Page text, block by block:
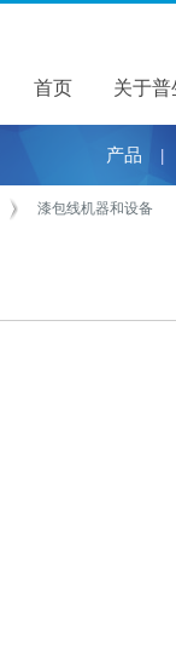
首页 关于普
关于普
产品
漆包线机器和设备